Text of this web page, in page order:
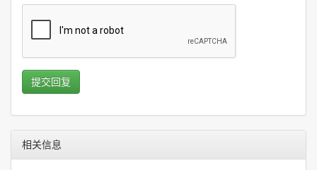
提交回复
相关信息